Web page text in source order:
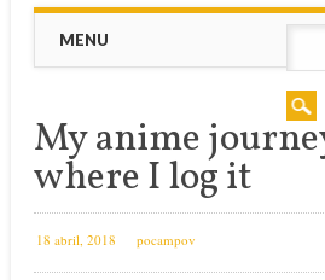
Main menu
MENU
My anime
where I log it
18 abril, 2018 pocampov